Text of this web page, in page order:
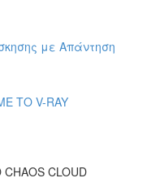
με Απάντηση
ΤΟ V-RAY
CLOUD